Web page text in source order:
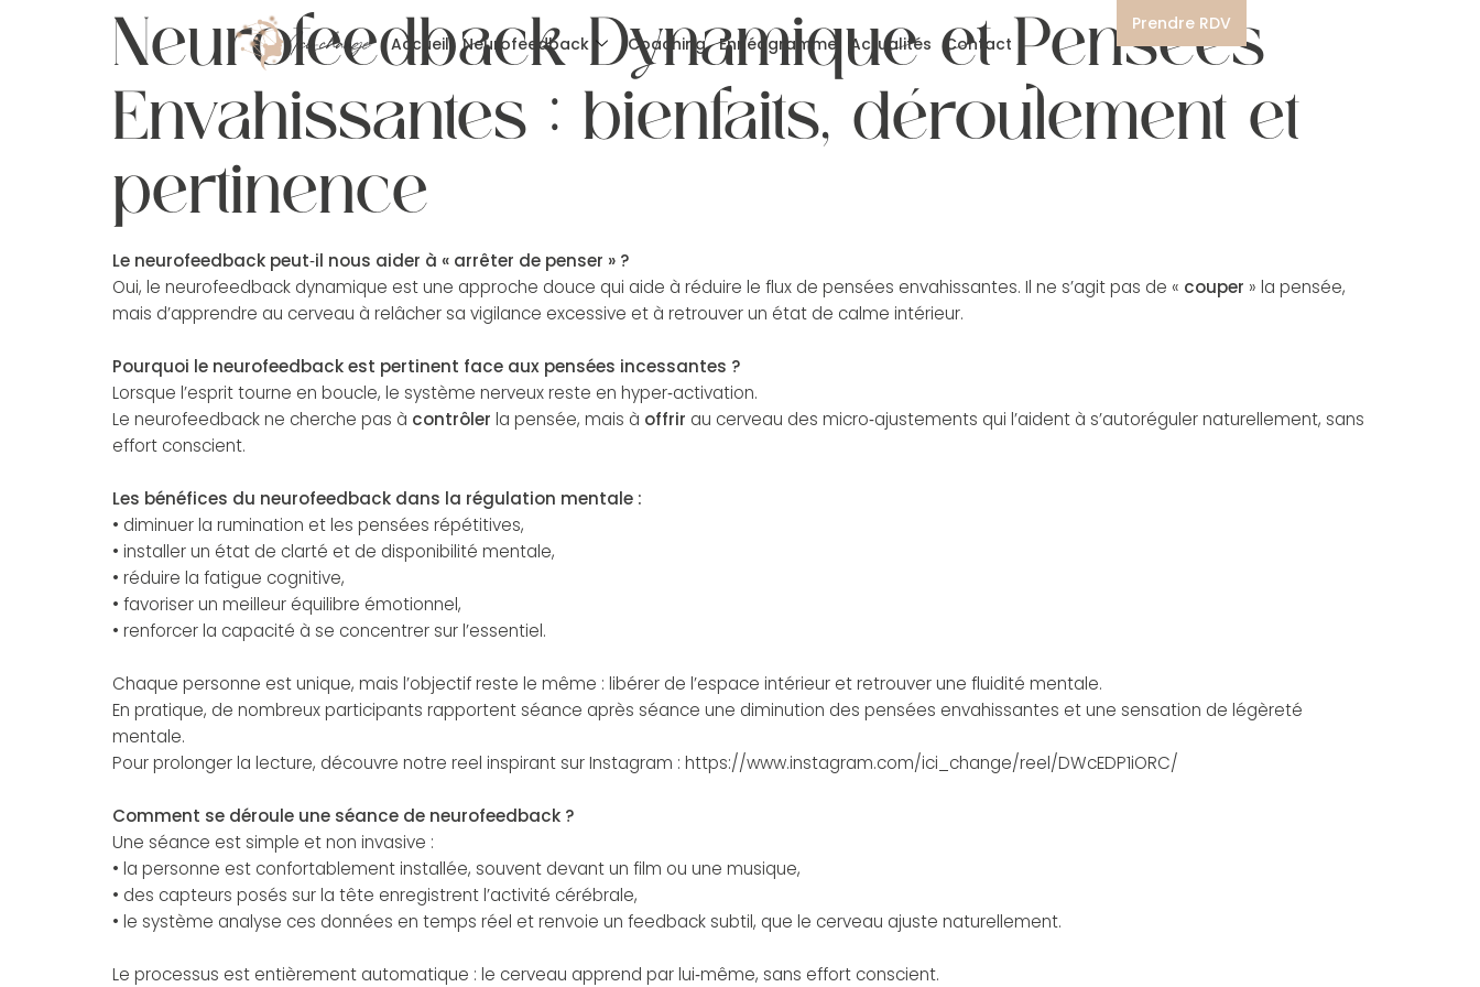
Accueil Neurofeedback Coaching Ennéagramme Actualités Contact
Prendre RDV
Neurofeedback Dynamique et Pensées
Envahissantes : bienfaits, déroulement et
pertinence
Le neurofeedback peut‑il nous aider à « arrêter de penser » ?
Oui, le neurofeedback dynamique est une approche douce qui aide à réduire le flux de pensées envahissantes. Il ne s’agit pas de « couper » la pensée,
mais d’apprendre au cerveau à relâcher sa vigilance excessive et à retrouver un état de calme intérieur.
Pourquoi le neurofeedback est pertinent face aux pensées incessantes ?
Lorsque l’esprit tourne en boucle, le système nerveux reste en hyper‑activation.
Le neurofeedback ne cherche pas à contrôler la pensée, mais à offrir au cerveau des micro‑ajustements qui l’aident à s’autoréguler naturellement, sans
effort conscient.
Les bénéfices du neurofeedback dans la régulation mentale :
• diminuer la rumination et les pensées répétitives,
• installer un état de clarté et de disponibilité mentale,
• réduire la fatigue cognitive,
• favoriser un meilleur équilibre émotionnel,
• renforcer la capacité à se concentrer sur l’essentiel.
Chaque personne est unique, mais l’objectif reste le même : libérer de l’espace intérieur et retrouver une fluidité mentale.
En pratique, de nombreux participants rapportent séance après séance une diminution des pensées envahissantes et une sensation de légèreté
mentale.
Pour prolonger la lecture, découvre notre reel inspirant sur Instagram : https://www.instagram.com/ici_change/reel/DWcEDP1iORC/
Comment se déroule une séance de neurofeedback ?
Une séance est simple et non invasive :
• la personne est confortablement installée, souvent devant un film ou une musique,
• des capteurs posés sur la tête enregistrent l’activité cérébrale,
• le système analyse ces données en temps réel et renvoie un feedback subtil, que le cerveau ajuste naturellement.
Le processus est entièrement automatique : le cerveau apprend par lui‑même, sans effort conscient.